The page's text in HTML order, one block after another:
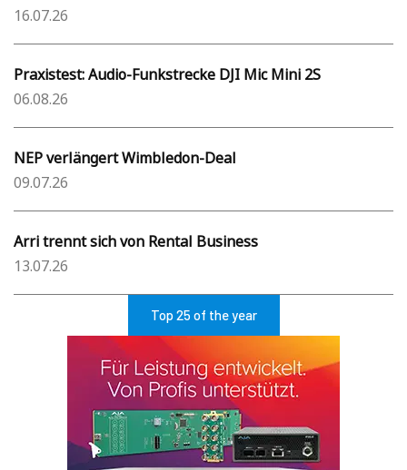
16.07.26
Praxistest: Audio-Funkstrecke DJI Mic Mini 2S
06.08.26
NEP verlängert Wimbledon-Deal
09.07.26
Arri trennt sich von Rental Business
13.07.26
Top 25 of the year